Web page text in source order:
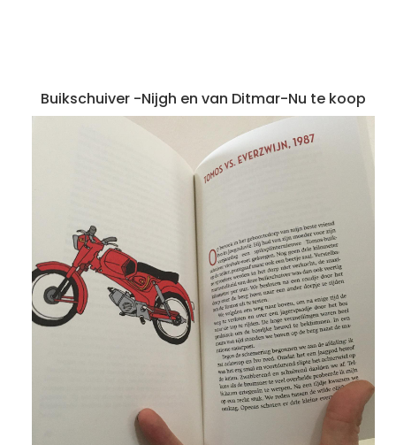
Buikschuiver -Nijgh en van Ditmar-Nu te koop